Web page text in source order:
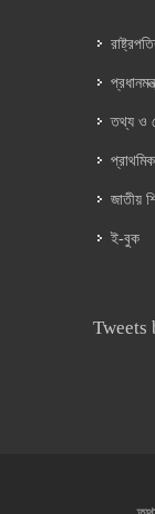
তথ্য ও
জাতীয়
ই-বুক
Tweets